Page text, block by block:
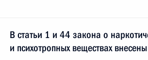
В статьи 1 и 44 закона о
и психотропных веществах